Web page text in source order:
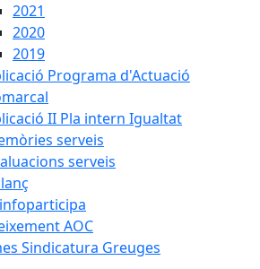
2021
2020
2019
Programa d'Actuació
II Pla intern Igualtat
serveis
serveis
AOC
Sindicatura Greuges